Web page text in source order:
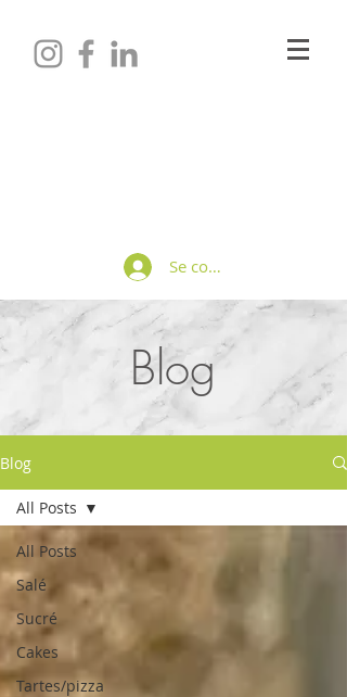
Se connecter
Blog
Blog
All Posts
Salé
Sucré
Cakes
Tartes/pizza
All Posts